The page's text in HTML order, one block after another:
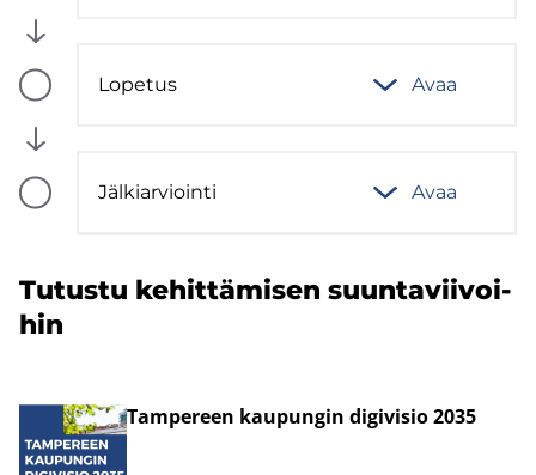
Lo­pe­tus
Vaiheen
Avaa
Jäl­kiar­vioin­ti
Vaiheen
Avaa
Tu­tus­tu ke­hit­tä­mi­sen suun­ta­vii­voi­
hin
Tam­pe­reen kau­pun­gin di­gi­vi­sio 2035